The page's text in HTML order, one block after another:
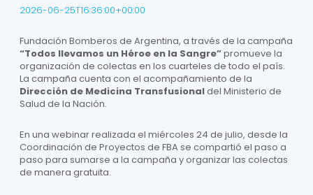
2026-06-25T16:36:00+00:00
Fundación Bomberos de Argentina, a través de la campaña
“Todos llevamos un Héroe en la Sangre”promueve la
organización de colectas en los cuarteles de todo el país.
La campaña cuenta con el acompañamiento de la
Dirección de Medicina Transfusionaldel Ministerio de
Salud de la Nación.
En una webinar realizada el miércoles 24 de julio, desde la
Coordinación de Proyectos de FBA se compartió el paso a
paso para sumarse a la campaña y organizar las colectas
de manera gratuita.